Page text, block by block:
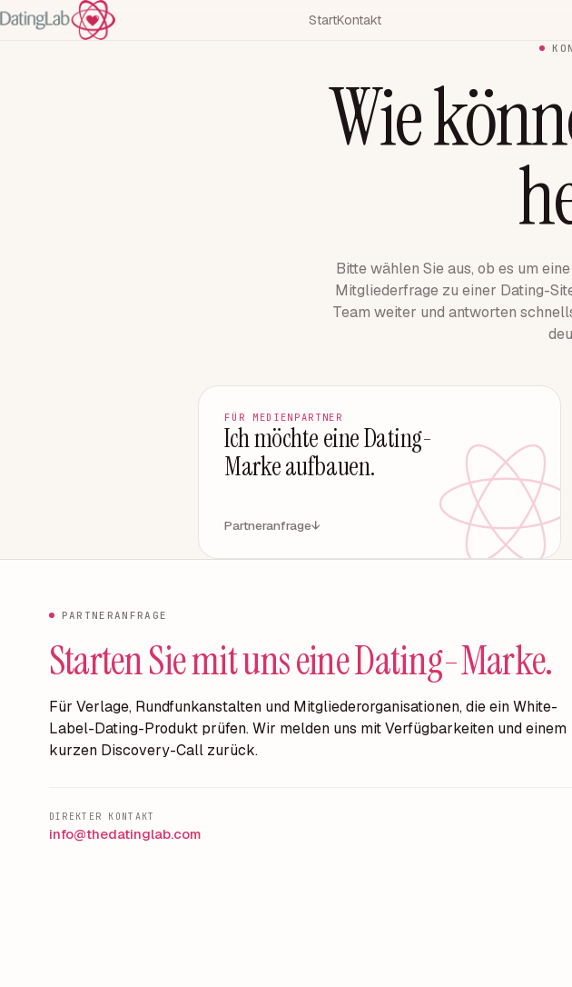
StartKontakt
Wie
Bitte wählen Sie aus, ob es um
Mitgliederfrage zu einer Dating-
Team weiter und antworten
FÜR MEDIENPARTNER
Ich möchte eine Dating-
Marke aufbauen.
Partneranfrage↓
PARTNERANFRAGE
Starten Sie mit uns eine Dating-Marke.
Für Verlage, Rundfunkanstalten und Mitgliederorganisationen, die ein White-
Label-Dating-Produkt prüfen. Wir melden uns mit Verfügbarkeiten und einem
kurzen Discovery-Call zurück.
DIREKTER KONTAKT
info@thedatinglab.com